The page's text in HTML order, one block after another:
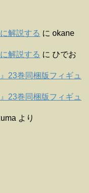
解説する に okane
解説する に ひでお
23巻同梱版フィギュ
23巻同梱版フィギュ
より